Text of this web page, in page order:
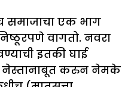
समाजाचा एक भाग
वागतो. नवरा
इतकी घाई
नेस्तानाबूत करुन नेमके